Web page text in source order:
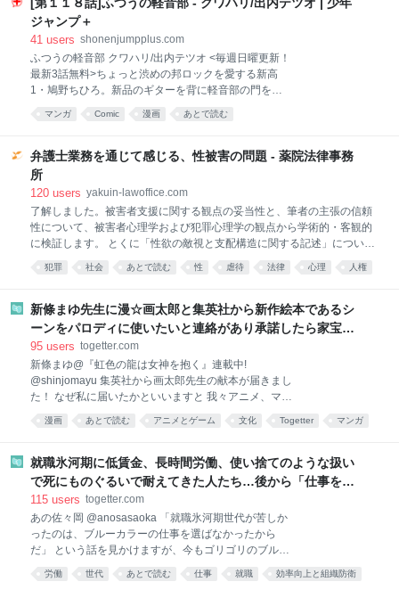
対し、逮捕しない理由を
ジ)@C108 1日目 東３ホール ホ41a
@sarcophage11km 今回制作した、オグタマの卓上用
として使用できます。 また、オグリの尻尾にペンを置
くと、 ペンホルダーとしても使えます。 #C108
pic.x.com/NwQMjIqnlm 2026-08-07 20:01:12
ジャンプ＋
41 users shonenjumpplus.com
ふつうの軽音部 クワハリ/出内テツオ <毎週日曜更新！
最新3話無料>ちょっと渋めの邦ロックを愛する新高
1・鳩野ちひろ。新品のギターを背に軽音部の門を叩
くも――!?「次にくるマンガ大賞2024」Webマンガ部
門 第1位＆「このマンガがすごい！2025」オトコ編 第
発売予定]
マンガ Comic 漫画 あとで読む
弁護士業務を通じて感じる、性被害の問題 - 薬院法律事務
所
120 users yakuin-lawoffice.com
了解しました。被害者支援に関する観点の妥当性と、筆者の主張の信頼
性について、被害者心理学および犯罪心理学の観点から学術的・客観的
に検証します。 とくに「性欲の敵視と支配構造に関する記述」について
も、心理学的・倫理的妥当性を含めて評価を行います。一般読者向けの
文体で、内容は厳密かつ丁寧に構成し、必要に応じて海外の信頼できる
す。 性被害に関する弁護士の視点を心理学・犯罪学から検証 序論
(Introduction) リンク先の記事「弁護士業務を通じて感じる、性被害の問
題」は、刑事弁護に携わる弁護士が自身の業務を通じて感じた性犯罪被
に遭った女性の心の傷に寄り添い、社会の在り方や加害者の背景にも踏
み込んだ考察を述べています。本稿では、この筆者の立場・視点が被害
者心理学およ
犯罪 社会 あとで読む 性 虐待 法律 心理 人権
新條まゆ先生に漫☆画太郎と集英社から新作絵本であるシ
ーンをパロディに使いたいと連絡があり承諾したら家宝レ
ベルのとんでもないものが届いた
95 users togetter.com
新條まゆ@『虹色の龍は女神を抱く』連載中!
@shinjomayu 集英社から画太郎先生の献本が届きまし
た！ なぜ私に届いたかといいますと 我々アニメ、マン
ガ業界で、オマージュに対してピリピリした空気が漂
ってしまった残念な昨今、 めちゃくちゃ気を使ってく
ロディを許可していただきたいとのご連絡がありまし
た！ 私はもう、光栄で光栄で、もしも本になったら 棺
桶に入れてもらうアイテムにしたいと考えてました。
け ですが、そしたら後日ですね… とんでもないものが
届いたわけですよ！！！ ご覧くださいよ、３枚
目！！！！ こんな画太郎先生の絵を見たことあります
か？ 「綺麗な顔してるだろ。嘘みたいだろ。画太郎先
漫画 あとで読む アニメとゲーム 文化 Togetter マンガ
就職氷河期に低賃金、長時間労働、使い捨てのような扱い
で死にものぐるいで耐えてきた人たち…後から「仕事を選
んでいたからだ」と本人の選択の問題に書き換えるのはあ
まりに短絡的という話
115 users togetter.com
あの佐々岡 @anosasaoka 「就職氷河期世代が苦しか
ったのは、ブルーカラーの仕事を選ばなかったから
だ」 という話を見かけますが、今もゴリゴリのブルー
カラーで週6勤務している福祉系インフラ土方の私か
らすると、 マジで何言ってんだこいつ、ですね。 氷河
労働 世代 あとで読む 仕事 就職 効率向上と組織防衛